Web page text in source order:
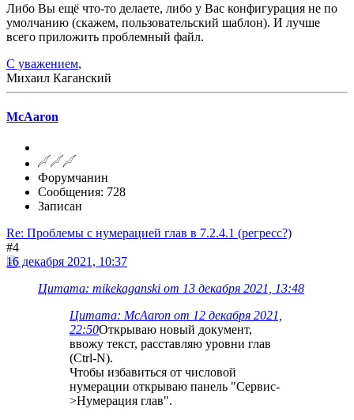
Либо Вы ещё что-то делаете, либо у Вас конфигурация не по
умолчанию (скажем, пользовательский шаблон). И лучше
всего приложить проблемный файл.
С уважением,
Михаил Каганский
McAaron
Форумчанин
Сообщения: 728
Записан
Re: Проблемы с нумерацией глав в 7.2.4.1 (регресс?)
#4
16 декабря 2021, 10:37
Цитата: mikekaganski от 13 декабря 2021, 13:48
Цитата: McAaron от 12 декабря 2021,
22:50Открываю новый документ,
ввожу текст, расставляю уровни глав
(Ctrl-N).
Чтобы избавиться от числовой
нумерации открываю панель "Сервис-
>Нумерация глав".